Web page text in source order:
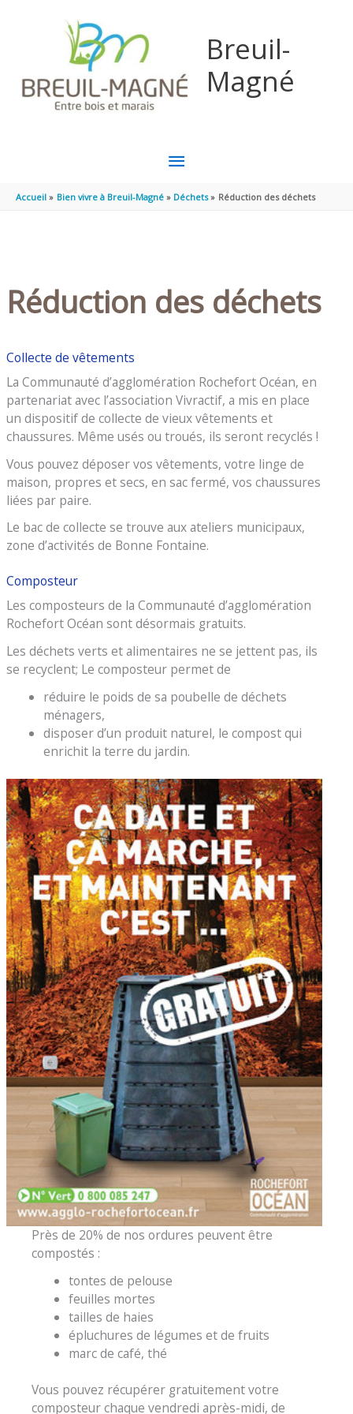
Breuil-
Magné
MENU
PRINCIPAL
Accueil Bien vivre à Breuil-Magné Déchets Réduction des déchets
Réduction des déchets
Collecte de vêtements
La Communauté d’agglomération Rochefort Océan, en
partenariat avec l’association Vivractif, a mis en place
un dispositif de collecte de vieux vêtements et
chaussures. Même usés ou troués, ils seront recyclés !
Vous pouvez déposer vos vêtements, votre linge de
maison, propres et secs, en sac fermé, vos chaussures
liées par paire.
Le bac de collecte se trouve aux ateliers municipaux,
zone d’activités de Bonne Fontaine.
Composteur
Les composteurs de la Communauté d’agglomération
Rochefort Océan sont désormais gratuits.
Les déchets verts et alimentaires ne se jettent pas, ils
se recyclent; Le composteur permet de
réduire le poids de sa poubelle de déchets
ménagers,
disposer d’un produit naturel, le compost qui
enrichit la terre du jardin.
Près de 20% de nos ordures peuvent être
compostés :
tontes de pelouse
feuilles mortes
tailles de haies
épluchures de légumes et de fruits
marc de café, thé
Vous pouvez récupérer gratuitement votre
composteur chaque vendredi après-midi, de